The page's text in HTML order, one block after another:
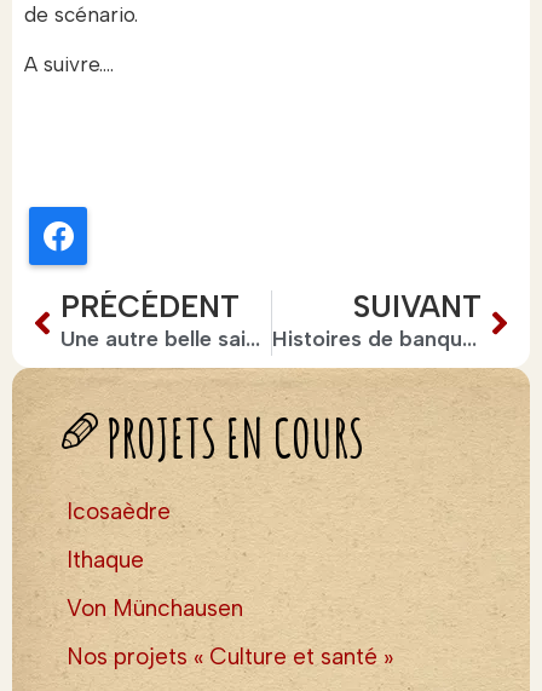
de scénario.
A suivre….
PRÉCÉDENT
Une autre belle saison à venir !
SUIVANT
Histoires de banquet : ACTION !
PROJETS EN COURS
Icosaèdre
Ithaque
Von Münchausen
Nos projets « Culture et santé »